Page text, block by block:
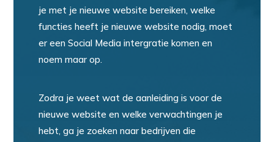
je met je nieuwe website bereiken, welke
functies heeft je nieuwe website nodig, moet
er een Social Media intergratie komen en
noem maar op.
Zodra je weet wat de aanleiding is voor de
nieuwe website en welke verwachtingen je
hebt, ga je zoeken naar bedrijven die